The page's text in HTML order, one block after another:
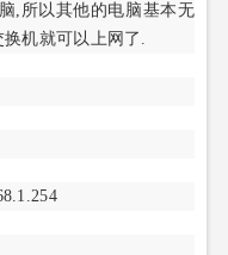
,所以其他的电脑基本无
机就可以上网了.